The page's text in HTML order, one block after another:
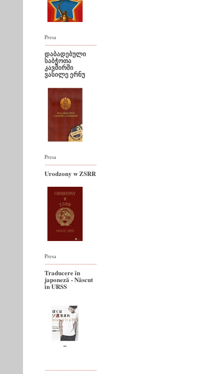
Presa
დაბადებული
საბჭოთა
კავშირში
ვასილე ერნუ
Presa
Urodzony w ZSRR
Presa
Traducere în
japoneză - Născut
în URSS